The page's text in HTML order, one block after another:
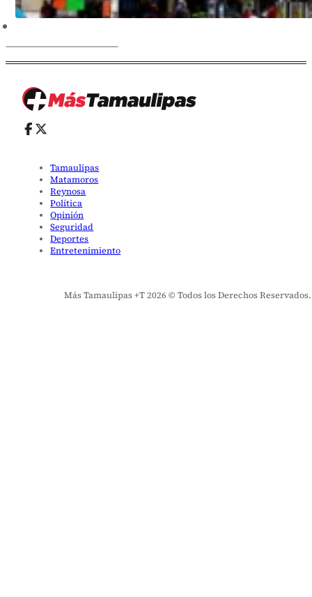
Tamaulipas
Matamoros
Reynosa
Política
Opinión
Seguridad
Deportes
Entretenimiento
Más Tamaulipas +T 2026 © Todos los Derechos